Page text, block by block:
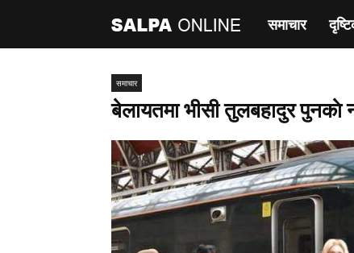
साल्पा
समाचार
समाचार
बेलायतमा भीसी तुलबहादुर पुनकाे